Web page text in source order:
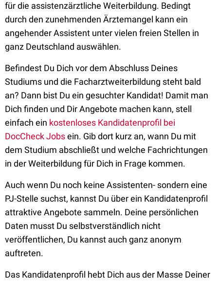
für die assistenzärztliche Weiterbildung. Bedingt
durch den zunehmenden Ärztemangel kann ein
angehender Assistent unter vielen freien Stellen in
ganz Deutschland auswählen.
Befindest Du Dich vor dem Abschluss Deines
Studiums und die Facharztweiterbildung steht bald
an? Dann bist Du ein gesuchter Kandidat! Damit man
Dich finden und Dir Angebote machen kann, stell
einfach ein kostenloses Kandidatenprofil bei
DocCheck Jobsein. Gib dort kurz an, wann Du mit
dem Studium abschließt und welche Fachrichtungen
in der Weiterbildung für Dich in Frage kommen.
Auch wenn Du noch keine Assistenten- sondern eine
PJ-Stelle suchst, kannst Du über ein Kandidatenprofil
attraktive Angebote sammeln. Deine persönlichen
Daten musst Du selbstverständlich nicht
veröffentlichen, Du kannst auch ganz anonym
auftreten.
Das Kandidatenprofil hebt Dich aus der Masse Deiner